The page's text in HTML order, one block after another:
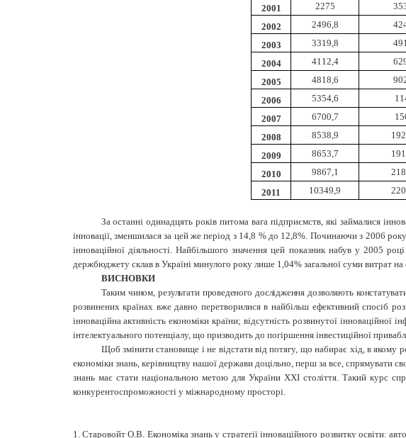
2001
2275
2002
2496,8
2003
3319,8
2004
4112,4
2005
4818,6
2006
5354,6
2007
6700,7
2008
8538,9
2009
8653,7
2010
9867,1
2011
10349,9
За останні одинадцять років питома вага підприємств, які займалися
інновації, зменшилася за цей же період з 14,8 % до 12,8%. Починаючи з 2006
інноваційної діяльності. Найбільшого значення цей показник набув у 2005
держбюджету склав в Україні минулого року лише 1,04% загальної суми витрат на
ВИСНОВКИ
Таким чином, результати проведеного дослідження дозволяють
розвинених країнах вже давно перетворилися в найбільш ефективний спосіб
інноваційна активність економіки країни; відсутність розвинутої інноваційної
інтелектуального потенціалу, що призводить до погіршення інвестиційної
Щоб змінити становище і не відстати від потягу, що набирає хід, в якому
економіки знань, керівництву нашої держави доцільно, перш за все, спрямувати
знань має стати національною метою для України XXI століття. Такий курс
конкурентоспроможності у міжнародному просторі.
1. Старовойт О.В. Економіка знань у стратегії інноваційного розвитку